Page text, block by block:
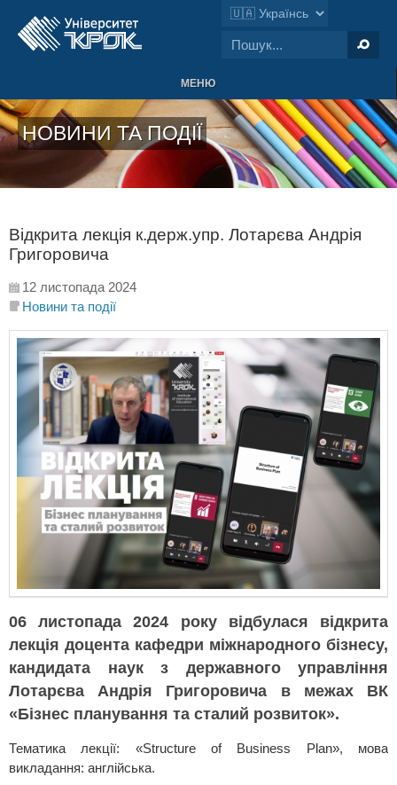
МЕНЮ
НОВИНИ ТА ПОДІЇ
Відкрита лекція к.держ.упр. Лотарєва Андрія
Григоровича
12 листопада 2024
Новини та події
06 листопада 2024 року відбулася відкрита
лекція доцента кафедри міжнародного бізнесу,
кандидата наук з державного управління
Лотарєва Андрія Григоровича в межах ВК
«Бізнес планування та сталий розвиток».
Тематика лекції: «Structure of Business Plan», мова
викладання: англійська.